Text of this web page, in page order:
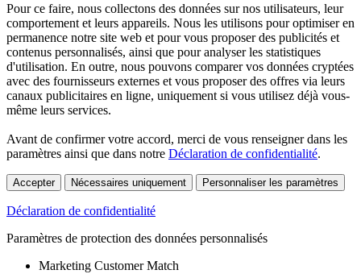
Pour ce faire, nous collectons des données sur nos utilisateurs, leur
comportement et leurs appareils. Nous les utilisons pour optimiser en
permanence notre site web et pour vous proposer des publicités et
contenus personnalisés, ainsi que pour analyser les statistiques
d'utilisation. En outre, nous pouvons comparer vos données cryptées
avec des fournisseurs externes et vous proposer des offres via leurs
canaux publicitaires en ligne, uniquement si vous utilisez déjà vous-
même leurs services.
Avant de confirmer votre accord, merci de vous renseigner dans les
paramètres ainsi que dans notre Déclaration de confidentialité.
Accepter Nécessaires uniquement Personnaliser les paramètres
Déclaration de confidentialité
Paramètres de protection des données personnalisés
Marketing Customer Match